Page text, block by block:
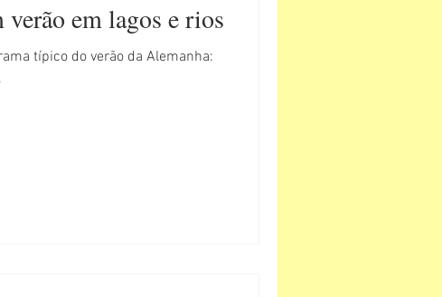
em lagos e rios
típico do verão da Alemanha: